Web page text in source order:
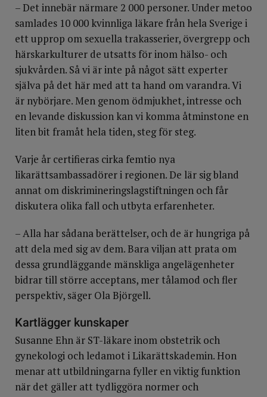
– Det innebär närmare 2 000 personer. Under metoo
samlades 10 000 kvinnliga läkare från hela Sverige i
ett upprop om sexuella trakasserier, övergrepp och
härskarkulturer de utsatts för inom hälso- och
sjukvården. Så vi är inte på något sätt experter
själva på det här med att ta hand om varandra. Vi
är nybörjare. Men genom ödmjukhet, intresse och
en levande diskussion kan vi komma åtminstone en
liten bit framåt hela tiden, steg för steg.
Varje år certifieras cirka femtio nya
likarättsambassadörer i regionen. De lär sig bland
annat om diskrimineringslagstiftningen och får
diskutera olika fall och utbyta erfarenheter.
– Alla har sådana berättelser, och de är hungriga på
att dela med sig av dem. Bara viljan att prata om
dessa grundläggande mänskliga angelägenheter
bidrar till större acceptans, mer tålamod och fler
perspektiv, säger Ola Björgell.
Kartlägger kunskaper
Susanne Ehn är ST-läkare inom obstetrik och
gynekologi och ledamot i Likarättskademin. Hon
menar att utbildningarna fyller en viktig funktion
när det gäller att tydliggöra normer och